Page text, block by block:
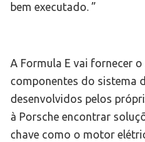
bem executado. ”
A Formula E vai fornecer
componentes do sistema
desenvolvidos pelos
à Porsche encontrar
chave como o motor